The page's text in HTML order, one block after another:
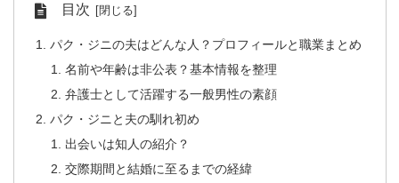
目次
パク・ジニの夫はどんな人？プロフィールと職業まとめ
名前や年齢は非公表？基本情報を整理
弁護士として活躍する一般男性の素顔
パク・ジニと夫の馴れ初め
出会いは知人の紹介？
交際期間と結婚に至るまでの経緯